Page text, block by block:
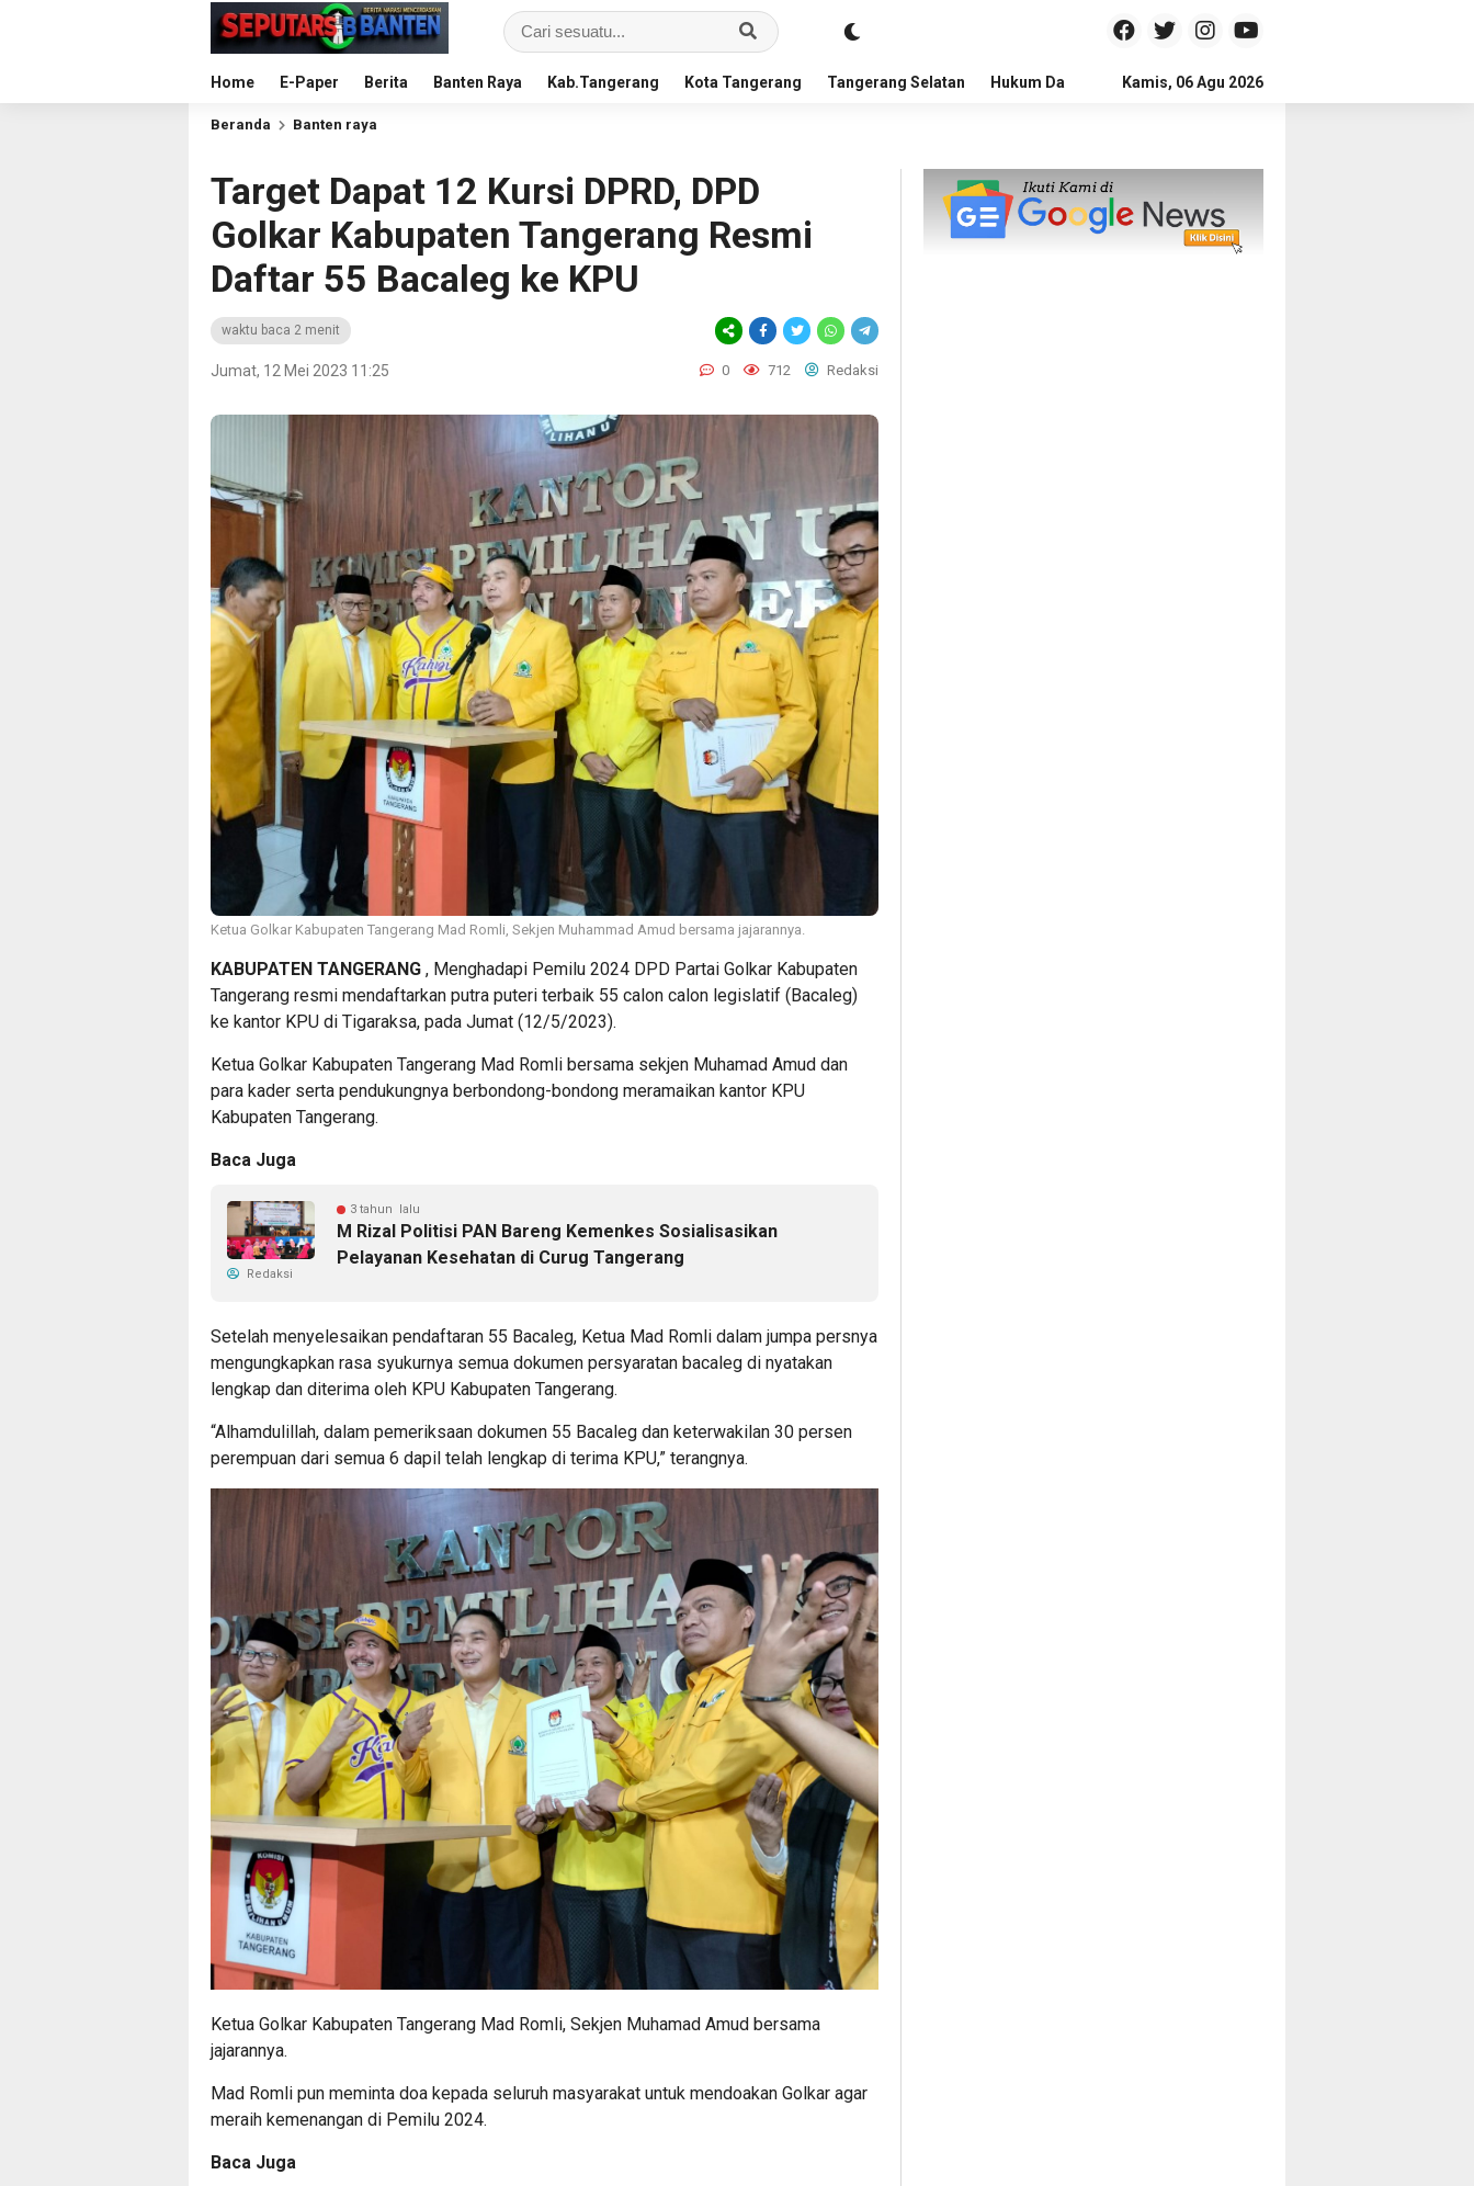
Home E-Paper Berita Banten Raya Kab.Tangerang Kota Tangerang Tangerang Selatan Hukum Dan Kriminal Politik Pendidikan
Kamis, 06 Agu 2026
Beranda Banten raya
Target Dapat 12 Kursi DPRD, DPD
Golkar Kabupaten Tangerang Resmi
Daftar 55 Bacaleg ke KPU
waktu baca 2 menit
Jumat, 12 Mei 2023 11:25 0 712 Redaksi
Ketua Golkar Kabupaten Tangerang Mad Romli, Sekjen Muhammad Amud bersama jajarannya.
KABUPATEN TANGERANG , Menghadapi Pemilu 2024 DPD Partai Golkar Kabupaten
Tangerang resmi mendaftarkan putra puteri terbaik 55 calon calon legislatif (Bacaleg)
ke kantor KPU di Tigaraksa, pada Jumat (12/5/2023).
Ketua Golkar Kabupaten Tangerang Mad Romli bersama sekjen Muhamad Amud dan
para kader serta pendukungnya berbondong-bondong meramaikan kantor KPU
Kabupaten Tangerang.
Baca Juga
3 tahun lalu
M Rizal Politisi PAN Bareng Kemenkes Sosialisasikan
Pelayanan Kesehatan di Curug Tangerang
Redaksi
Setelah menyelesaikan pendaftaran 55 Bacaleg, Ketua Mad Romli dalam jumpa persnya
mengungkapkan rasa syukurnya semua dokumen persyaratan bacaleg di nyatakan
lengkap dan diterima oleh KPU Kabupaten Tangerang.
“Alhamdulillah, dalam pemeriksaan dokumen 55 Bacaleg dan keterwakilan 30 persen
perempuan dari semua 6 dapil telah lengkap di terima KPU,” terangnya.
Ketua Golkar Kabupaten Tangerang Mad Romli, Sekjen Muhamad Amud bersama
jajarannya.
Mad Romli pun meminta doa kepada seluruh masyarakat untuk mendoakan Golkar agar
meraih kemenangan di Pemilu 2024.
Baca Juga